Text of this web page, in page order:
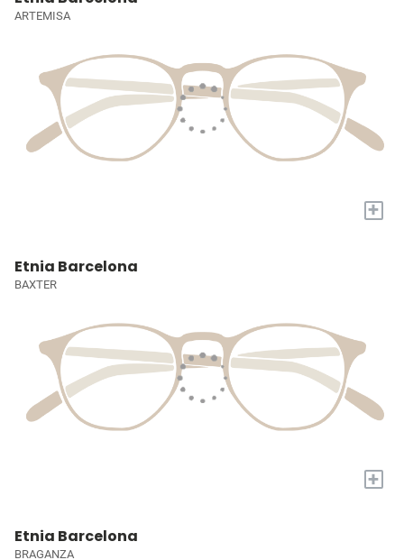
ARTEMISA
+
Etnia Barcelona
BAXTER
+
Etnia Barcelona
BRAGANZA